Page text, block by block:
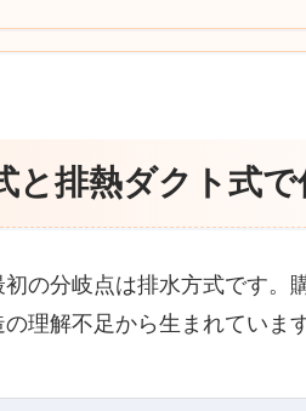
と排熱ダクト式
の分岐点は排水方式です。
理解不足から生まれています